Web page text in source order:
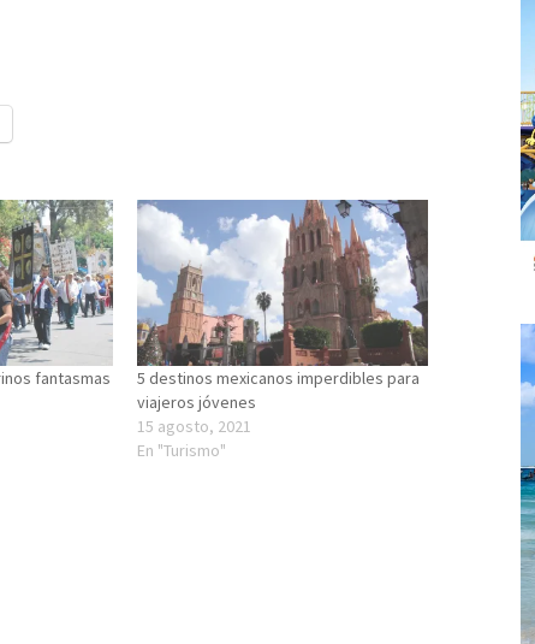
fantasmas
5 destinos mexicanos imperdibles para
viajeros jóvenes
15 agosto, 2021
En "Turismo"